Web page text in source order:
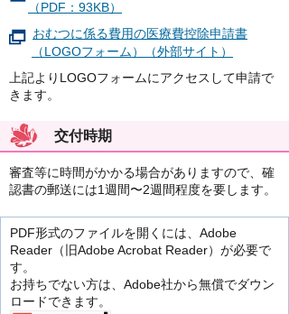
（PDF：93KB）
おむつに係る費用の医療費控除申請書
（LOGOフォーム）（外部サイト）
上記よりLOGOフォームにアクセスして申請で
きます。
交付時期
審査等に時間がかかる場合がありますので、確
認書の郵送には1週間〜2週間程度を要します。
PDF形式のファイルを開くには、Adobe
Reader（旧Adobe Acrobat Reader）が必要で
す。
お持ちでない方は、Adobe社から無償でダウン
ロードできます。